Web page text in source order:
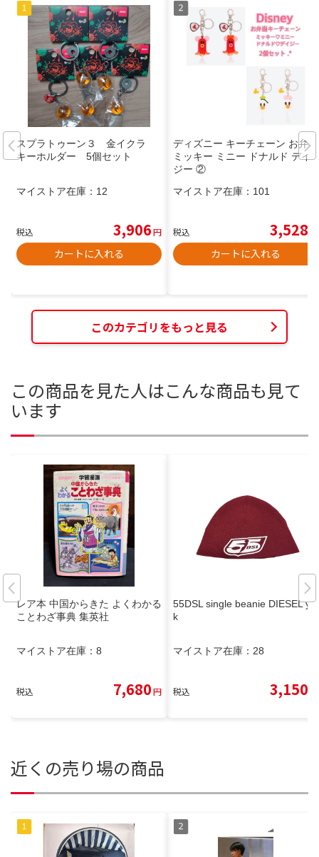
スプラトゥーン３ 金イクラ
キーホルダー 5個セット
マイストア在庫： 12
税込 3,906円
カートに入れる
ディズニー キーチェーン お弁当
ミッキー ミニー ドナルド デイ
ジー ②
マイストア在庫： 101
税込 3,528
カートに入れる
このカテゴリをもっと見る
この商品を見た人はこんな商品も見て
います
レア本 中国からきた よくわかる
ことわざ事典 集英社
マイストア在庫： 8
税込 7,680円
55DSL single beanie DIESEL y2
k
マイストア在庫： 28
税込 3,150
近くの売り場の商品